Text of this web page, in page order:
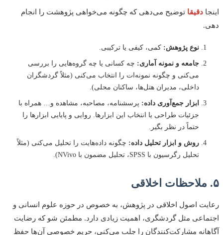
اینجا دقیقا توضیح می‌دهی که چگونه می‌خواهی پژوهشت را انجام
دهی.
نوع پژوهش: کمی، کیفی یا ترکیبی.
جامعه و نمونه آماری: چه کسانی یا چه گروه‌هایی را بررسی
می‌کنی و چگونه نمونه‌ات را انتخاب می‌کنی (مثلاً گردشگران
داخلی، مدیران هتل‌ها، ساکنان محلی).
ابزار جمع‌آوری داده: پرسشنامه، مصاحبه، مشاهده و… همراه با
جزئیات طراحی یا انتخاب این ابزارها. روایی و پایایی ابزارها را
حتماً در نظر بگیر.
روش و ابزار تحلیل داده: چگونه داده‌هایت را تحلیل می‌کنی (مثلاً
تحلیل رگرسیون با SPSS، تحلیل مضمون با NVivo).
۵. ملاحظات اخلاقی
رعایت اصول اخلاقی در پژوهش، به خصوص در حوزه علوم انسانی و
اجتماعی مثل گردشگری، اهمیت زیادی دارد. مطمئن شو که رضایت
آگاهانه مشارکت‌کنندگان را جلب می‌کنی، حریم خصوصی آن‌ها حفظ